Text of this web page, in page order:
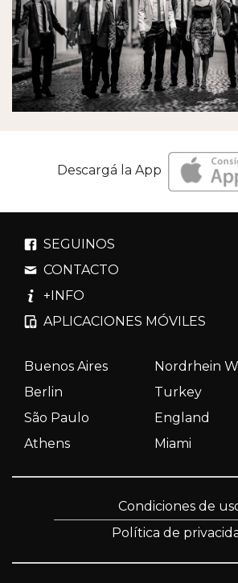
Descargá la App
SEGUINOS
CONTACTO
+INFO
APLICACIONES MÓVILES
Buenos Aires
Nordrhein
Berlin
Turkey
São Paulo
England
Athens
Miami
Condiciones de
Política de